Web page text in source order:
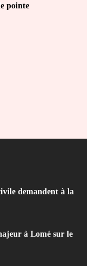
pointe
demandent à la
à Lomé sur le